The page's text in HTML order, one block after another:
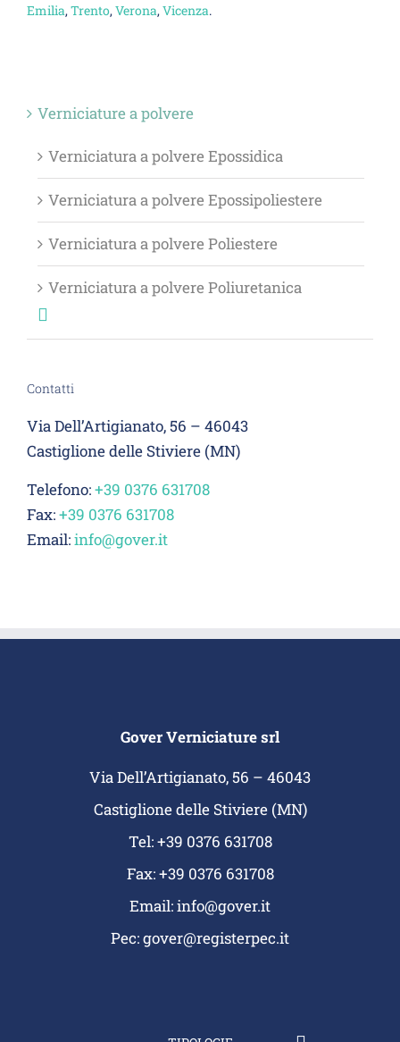
Emilia, Trento, Verona, Vicenza.
Verniciature a polvere
Verniciatura a polvere Epossidica
Verniciatura a polvere Epossipoliestere
Verniciatura a polvere Poliestere
Verniciatura a polvere Poliuretanica
Contatti
Via Dell’Artigianato, 56 – 46043
Castiglione delle Stiviere (MN)
Telefono:+39 0376 631708
Fax:+39 0376 631708
Email:info@gover.it
Gover Verniciature srl
Via Dell’Artigianato, 56 – 46043
Castiglione delle Stiviere (MN)
Tel: +39 0376 631708
Fax: +39 0376 631708
Email:info@gover.it
Pec:gover@registerpec.it